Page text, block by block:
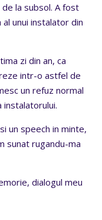
la subsol. A fost
unui instalator din
zi din an, ca
intr-o astfel de
un refuz normal
instalatorului.
un speech in minte,
sunat rugandu-ma
dialogul meu